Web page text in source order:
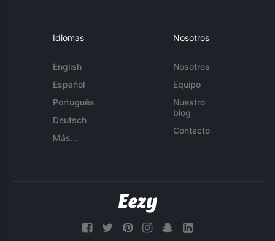
Idiomas
English
Español
Português
Deutsch
Más...
Nosotros
Nosotros
Equipo
Nuestro
blog
Contacto